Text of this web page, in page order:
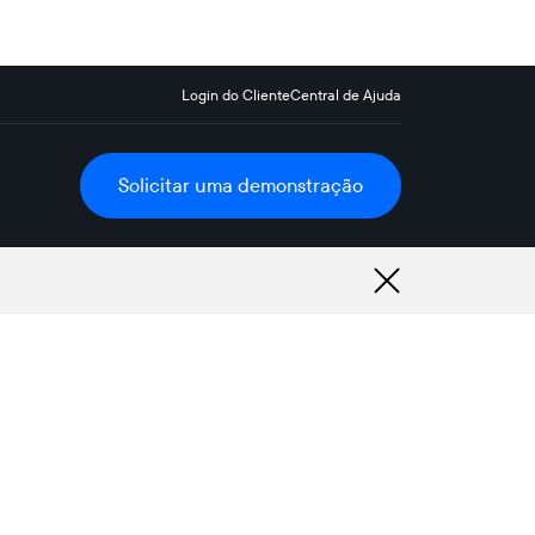
Login do ClienteCentral de Ajuda
Solicitar uma demonstração